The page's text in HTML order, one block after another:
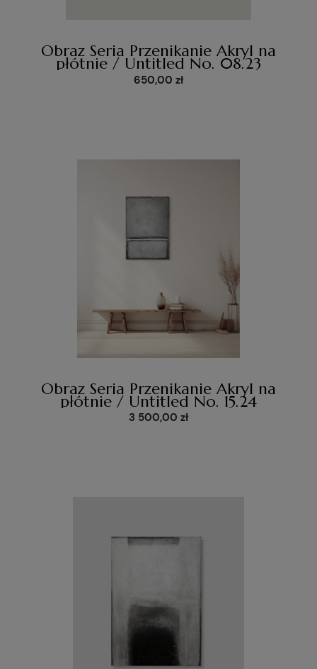
Obraz Seria Przenikanie Akryl na
płótnie / Untitled No. 08.23
650,00 zł
Obraz Seria Przenikanie Akryl na
płótnie / Untitled No. 15.24
3 500,00 zł